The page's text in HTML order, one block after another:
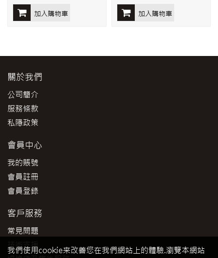
加入購物車 加入購物車
關於我們
公司簡介
服務條款
私隱政策
會員中心
我的賬號
會員註冊
會員登錄
客戶服務
常見問題
技術支援
我們使用cookie来改善您在我們網站上的體驗.瀏覽本網站